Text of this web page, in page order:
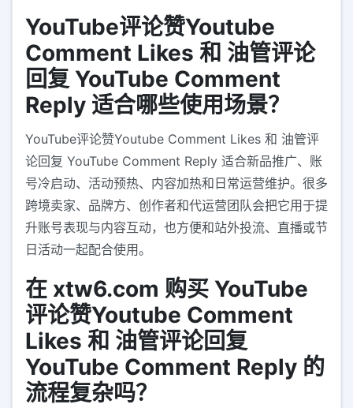
YouTube评论赞Youtube
Comment Likes 和 油管评论
回复 YouTube Comment
Reply 适合哪些使用场景？
YouTube评论赞Youtube Comment Likes 和 油管评
论回复 YouTube Comment Reply 适合新品推广、账
号冷启动、活动预热、内容加热和日常运营维护。很多
跨境卖家、品牌方、创作者和代运营团队会把它用于提
升账号表现与内容互动，也方便和站外投流、直播或节
日活动一起配合使用。
在 xtw6.com 购买 YouTube
评论赞Youtube Comment
Likes 和 油管评论回复
YouTube Comment Reply 的
流程复杂吗？